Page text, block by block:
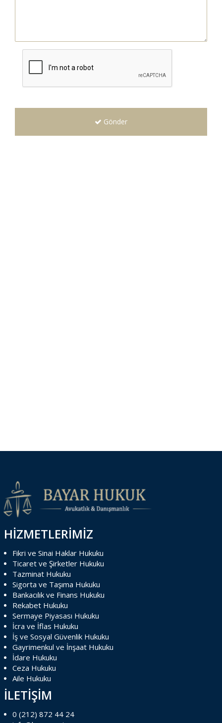
Gönder
HİZMETLERİMİZ
Fikri ve Sinai Haklar Hukuku
Ticaret ve Şirketler Hukuku
Tazminat Hukuku
Sigorta ve Taşıma Hukuku
Bankacılık ve Finans Hukuku
Rekabet Hukuku
Sermaye Piyasası Hukuku
İcra ve İflas Hukuku
İş ve Sosyal Güvenlik Hukuku
Gayrimenkul ve İnşaat Hukuku
İdare Hukuku
Ceza Hukuku
Aile Hukuku
İLETİŞİM
0 (212) 872 44 24